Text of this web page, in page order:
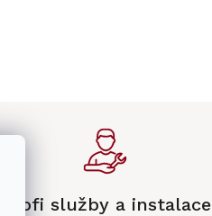
Profi služby a instalace